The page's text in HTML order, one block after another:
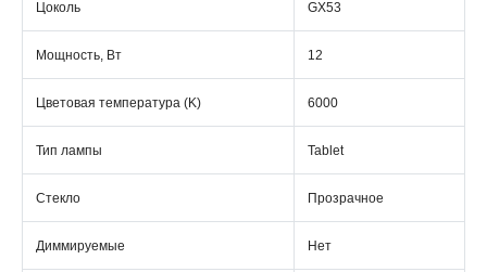
Цоколь GX53
Мощность, Вт 12
Цветовая температура (K) 6000
Тип лампы Tablet
Стекло Прозрачное
Диммируемые Нет